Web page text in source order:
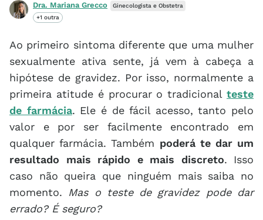
Dra. Mariana Grecco
Ginecologista e Obstetra
+1 outra
Ao primeiro sintoma diferente que uma mulher
sexualmente ativa sente, já vem à cabeça a
hipótese de gravidez. Por isso, normalmente a
primeira atitude é procurar o tradicional teste
de farmácia. Ele é de fácil acesso, tanto pelo
valor e por ser facilmente encontrado em
qualquer farmácia. Também poderá te dar um
resultado mais rápido e mais discreto. Isso
caso não queira que ninguém mais saiba no
momento. Mas o teste de gravidez pode dar
errado? É seguro?